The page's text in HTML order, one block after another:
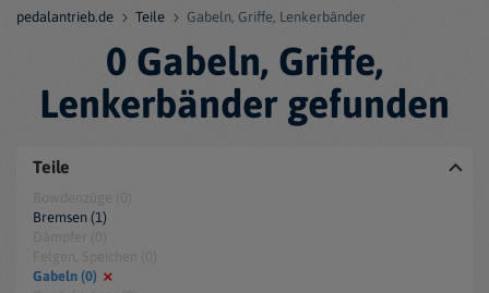
pedalantrieb.de Teile Gabeln, Griffe, Lenkerbänder
0 Gabeln, Griffe,
Lenkerbänder gefunden
Teile
Bremsen (1)
Gabeln (0)